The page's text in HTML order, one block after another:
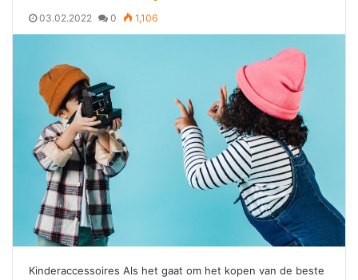
03.02.2022 0 1,106
Kinderaccessoires Als het gaat om het kopen van de beste